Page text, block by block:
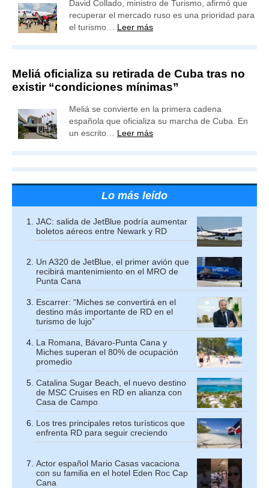
David Collado, ministro de Turismo, afirmó que
recuperar el mercado ruso es una prioridad para
el turismo… Leer más
Meliá oficializa su retirada de Cuba tras no
existir “condiciones mínimas”
Meliá se convierte en la primera cadena
española que oficializa su marcha de Cuba. En
un escrito… Leer más
Lo más leído
JAC: salida de JetBlue podría aumentar
boletos aéreos entre Newark y RD
Un A320 de JetBlue, el primer avión que
recibirá mantenimiento en el MRO de
Punta Cana
Escarrer: “Miches se convertirá en el
destino más importante de RD en el
turismo de lujo”
La Romana, Bávaro-Punta Cana y
Miches superan el 80% de ocupación
promedio
Catalina Sugar Beach, el nuevo destino
de MSC Cruises en RD en alianza con
Casa de Campo
Los tres principales retos turísticos que
enfrenta RD para seguir creciendo
Actor español Mario Casas vacaciona
con su familia en el hotel Eden Roc Cap
Cana